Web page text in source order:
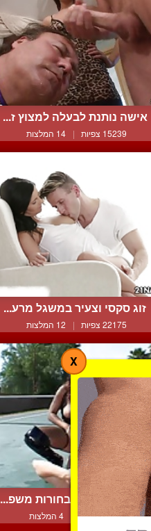
אישה נותנת לבעלה למצוץ ז...
15239 צפיות | 14 המלצות
זוג סקסי וצעיר במשגל מרע...
22175 צפיות | 12 המלצות
בוקקה הפוך של בחורות משפ...
13344 צפיות 4 המלצות
X